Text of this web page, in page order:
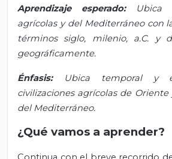
Aprendizaje esperado:
Ubica
agrícolas y del Mediterráneo con
términos siglo, milenio, a.C. y
geográficamente.
Énfasis:
Ubica temporal y
civilizaciones agrícolas de Oriente
del Mediterráneo.
¿Qué vamos a aprender?